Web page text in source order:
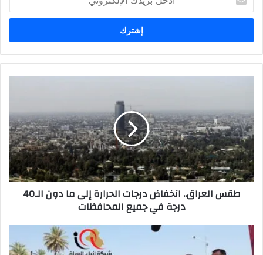
بريدك
الإلكتروني
درجات
الحرارة
إلى
ما
دون
الـ40
درجة
المحافظات
طقس العراق.. انخفاض درجات الحرارة إلى ما دون الـ40
درجة في جميع المحافظات
السوداني
يفتتح